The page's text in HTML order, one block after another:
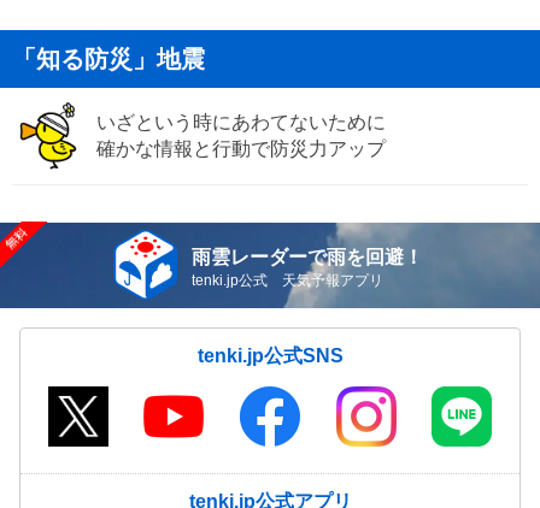
「知る防災」地震
いざという時にあわてないために
確かな情報と行動で防災力アップ
雨雲レーダーで雨を回避！
tenki.jp公式 天気予報アプリ
tenki.jp公式SNS
tenki.jp公式アプリ